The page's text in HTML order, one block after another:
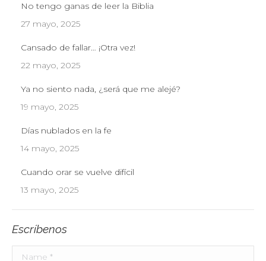
No tengo ganas de leer la Biblia
27 mayo, 2025
Cansado de fallar… ¡Otra vez!
22 mayo, 2025
Ya no siento nada, ¿será que me alejé?
19 mayo, 2025
Días nublados en la fe
14 mayo, 2025
Cuando orar se vuelve difícil
13 mayo, 2025
Escríbenos
Name *